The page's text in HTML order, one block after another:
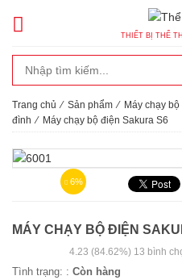
THIẾT BỊ THỂ
Trang chủ ⁄ Sản phẩm ⁄ Máy chạy
đình ⁄ Máy chạy bộ điện Sakura S6
6%
MÁY CHẠY BỘ ĐIỆN
4.23 (84.62%) 13 bình
Tình trạng: : Còn hàng